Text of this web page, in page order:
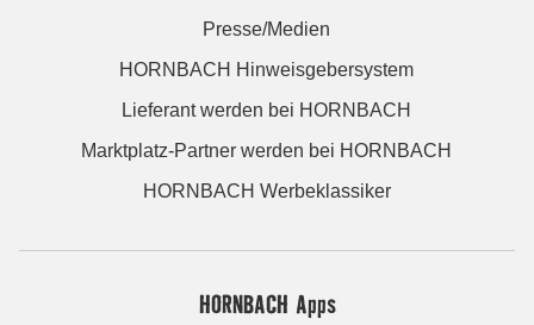
Presse/Medien
HORNBACH Hinweisgebersystem
Lieferant werden bei HORNBACH
Marktplatz-Partner werden bei HORNBACH
HORNBACH Werbeklassiker
HORNBACH Apps